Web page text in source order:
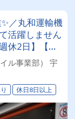
／丸和運輸機
活躍しません
休2日】【待
約束《賞与年
万円》
ル事業部） 宇
休日8日以上